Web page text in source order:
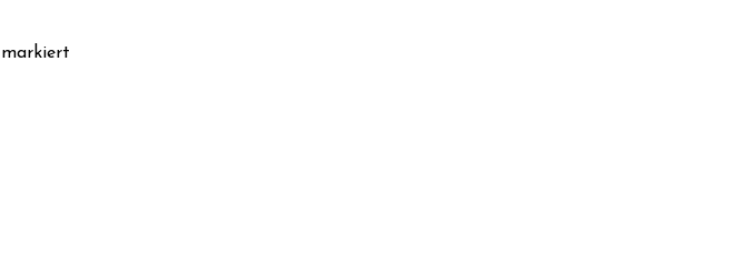
markiert